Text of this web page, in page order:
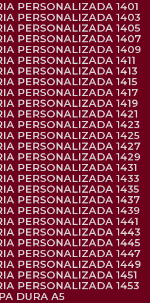
PERSONALIZADA 1401
PERSONALIZADA 1403
PERSONALIZADA 1405
PERSONALIZADA 1407
PERSONALIZADA 1409
PERSONALIZADA 1411
PERSONALIZADA 1413
PERSONALIZADA 1415
PERSONALIZADA 1417
PERSONALIZADA 1419
PERSONALIZADA 1421
PERSONALIZADA 1423
PERSONALIZADA 1425
PERSONALIZADA 1427
PERSONALIZADA 1429
PERSONALIZADA 1431
PERSONALIZADA 1433
PERSONALIZADA 1435
PERSONALIZADA 1437
PERSONALIZADA 1439
PERSONALIZADA 1441
PERSONALIZADA 1443
PERSONALIZADA 1445
PERSONALIZADA 1447
PERSONALIZADA 1449
PERSONALIZADA 1451
PERSONALIZADA 1453
DURA A5